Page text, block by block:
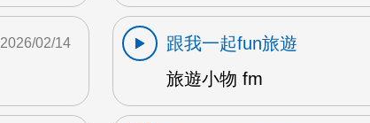
2026/02/14
跟我一起fun旅遊
旅遊小物 fm